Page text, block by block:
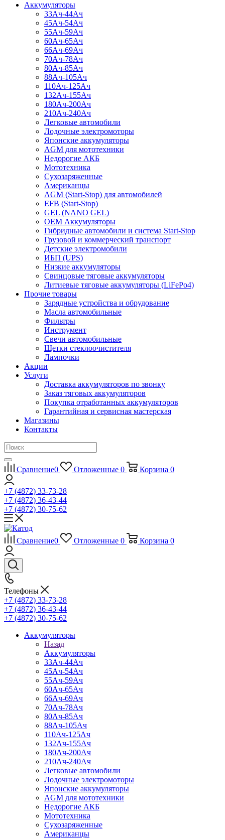
Аккумуляторы
33Ач-44Ач
45Ач-54Ач
55Ач-59Ач
60Ач-65Ач
66Ач-69Ач
70Ач-78Ач
80Ач-85Ач
88Ач-105Ач
110Ач-125Ач
132Ач-155Ач
180Ач-200Ач
210Ач-240Ач
Легковые автомобили
Лодочные электромоторы
Японские аккумуляторы
AGM для мототехники
Недорогие АКБ
Мототехника
Сухозаряженные
Американцы
AGM (Start-Stop) для автомобилей
EFB (Start-Stop)
GEL (NANO GEL)
OEM Аккумуляторы
Гибридные автомобили и система Start-Stop
Грузовой и коммерческий транспорт
Детские электромобили
ИБП (UPS)
Низкие аккумуляторы
Свинцовые тяговые аккумуляторы
Литиевые тяговые аккумуляторы (LiFePo4)
Прочие товары
Зарядные устройства и обрудование
Масла автомобильные
Фильтры
Инструмент
Свечи автомобильные
Щетки стеклоочистителя
Лампочки
Акции
Услуги
Доставка аккумуляторов по звонку
Заказ тяговых аккумуляторов
Покупка отработанных аккумуляторов
Гарантийная и сервисная мастерская
Магазины
Контакты
Сравнение0 Отложенные 0 Корзина 0
+7 (4872) 33-73-28
+7 (4872) 36-43-44
+7 (4872) 30-75-62
Сравнение0 Отложенные 0 Корзина 0
Телефоны
+7 (4872) 33-73-28
+7 (4872) 36-43-44
+7 (4872) 30-75-62
Аккумуляторы
Назад
Аккумуляторы
33Ач-44Ач
45Ач-54Ач
55Ач-59Ач
60Ач-65Ач
66Ач-69Ач
70Ач-78Ач
80Ач-85Ач
88Ач-105Ач
110Ач-125Ач
132Ач-155Ач
180Ач-200Ач
210Ач-240Ач
Легковые автомобили
Лодочные электромоторы
Японские аккумуляторы
AGM для мототехники
Недорогие АКБ
Мототехника
Сухозаряженные
Американцы